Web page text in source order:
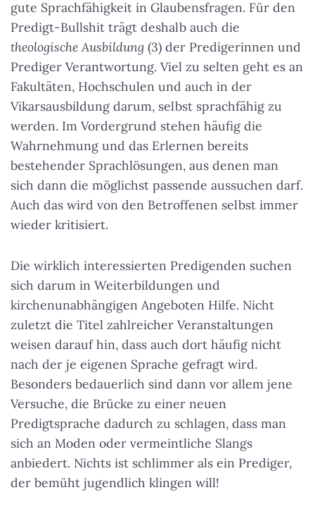
gute Sprachfähigkeit in Glaubensfragen. Für den
Predigt-Bullshit trägt deshalb auch die
theologische Ausbildung (3) der Predigerinnen und
Prediger Verantwortung. Viel zu selten geht es an
Fakultäten, Hochschulen und auch in der
Vikarsausbildung darum, selbst sprachfähig zu
werden. Im Vordergrund stehen häufig die
Wahrnehmung und das Erlernen bereits
bestehender Sprachlösungen, aus denen man
sich dann die möglichst passende aussuchen darf.
Auch das wird von den Betroffenen selbst immer
wieder kritisiert.
Die wirklich interessierten Predigenden suchen
sich darum in Weiterbildungen und
kirchenunabhängigen Angeboten Hilfe. Nicht
zuletzt die Titel zahlreicher Veranstaltungen
weisen darauf hin, dass auch dort häufig nicht
nach der je eigenen Sprache gefragt wird.
Besonders bedauerlich sind dann vor allem jene
Versuche, die Brücke zu einer neuen
Predigtsprache dadurch zu schlagen, dass man
sich an Moden oder vermeintliche Slangs
anbiedert. Nichts ist schlimmer als ein Prediger,
der bemüht jugendlich klingen will!